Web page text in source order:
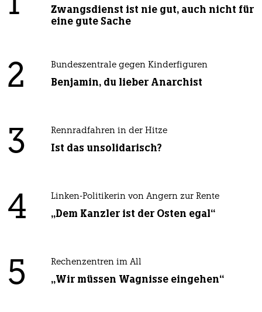
Zwangsdienst ist nie gut, auch nicht für
eine gute Sache
2 Bundeszentrale gegen Kinderfiguren
Benjamin, du lieber Anarchist
3 Rennradfahren in der Hitze
Ist das unsolidarisch?
4 Linken-Politikerin von Angern zur Rente
„Dem Kanzler ist der Osten egal“
5 Rechenzentren im All
„Wir müssen Wagnisse eingehen“